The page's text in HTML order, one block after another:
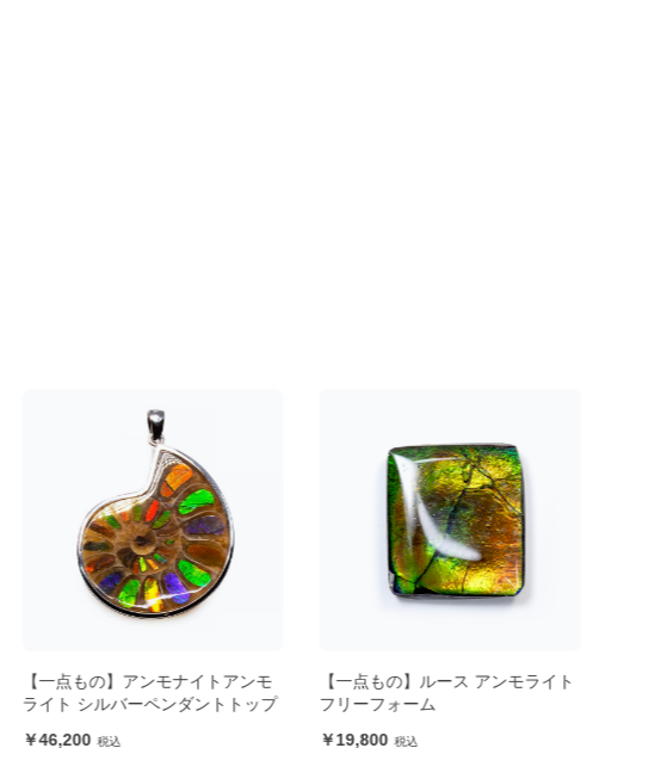
【一点もの】ルース アンモライト
フリーフォーム
19,800
【一点もの】アンモナイトアンモ
ライト 象嵌
77,000